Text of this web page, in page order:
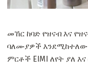
መኸር ከባድ የዝናብ እና
ባለሙያዎች
ምርቶች EIMI ለየት ያለ